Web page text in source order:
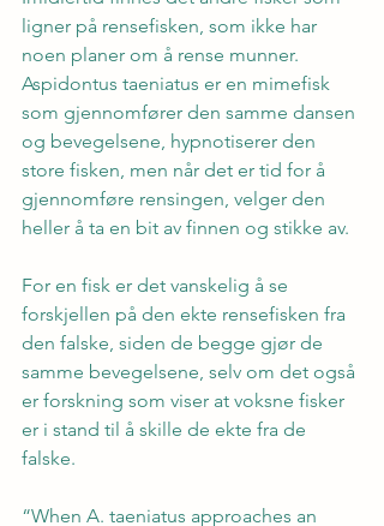
ligner på rensefisken, som ikke har
noen planer om å rense munner.
Aspidontus taeniatus er en mimefisk
som gjennomfører den samme dansen
og bevegelsene, hypnotiserer den
store fisken, men når det er tid for å
gjennomføre rensingen, velger den
heller å ta en bit av finnen og stikke av.
For en fisk er det vanskelig å se
forskjellen på den ekte rensefisken fra
den falske, siden de begge gjør de
samme bevegelsene, selv om det også
er forskning som viser at voksne fisker
er i stand til å skille de ekte fra de
falske.
“When A. taeniatus approaches an